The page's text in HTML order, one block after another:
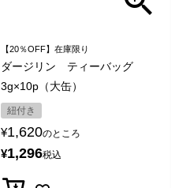
【20％OFF】在庫限り
ダージリン ティーバッグ
3g×10p（大缶）
紐付き
¥1,620のところ
¥1,296税込